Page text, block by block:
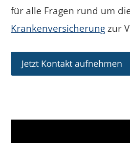
für alle Fragen rund um
Krankenversicherungzur
Jetzt Kontakt aufnehmen